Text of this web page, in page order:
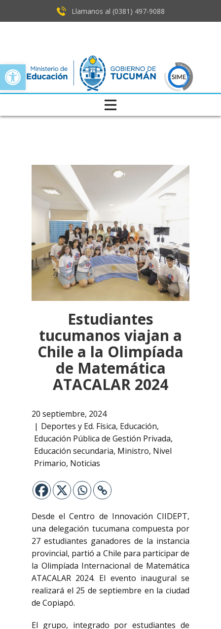
Open toolbar
Llamanos al (0381) ​497-9088
Estudiantes
tucumanos viajan a
Chile a la Olimpíada
de Matemática
ATACALAR 2024
20 septiembre, 2024
Deportes y Ed. Física, Educación,
Educación Pública de Gestión Privada,
Educación secundaria, Ministro, Nivel
Primario, Noticias
Desde el Centro de Innovación CIIDEPT,
una delegación tucumana compuesta por
27 estudiantes ganadores de la instancia
provincial, partió a Chile para participar de
la Olimpíada Internacional de Matemática
ATACALAR 2024. El evento inaugural se
realizará el 25 de septiembre en la ciudad
de Copiapó.
El grupo, integrado por estudiantes de